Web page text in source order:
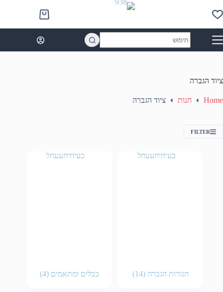
to
content
Shopping
cart
results
ציוד הגברה
Home חנות ציוד הגברה
FILTER
חגורות הגברה(14) כבלים ומתאמים (4)